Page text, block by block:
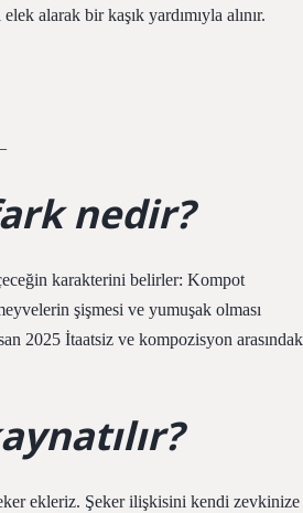
alarak bir kaşık yardımıyla alınır.
nedir?
karakterini belirler: Kompot
şişmesi ve yumuşak olması
2025 İtaatsiz ve kompozisyon
ekleriz. Şeker ilişkisini kendi zevkinize